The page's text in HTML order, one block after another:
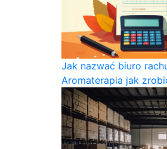
Jak nazwać biuro
Aromaterapia jak